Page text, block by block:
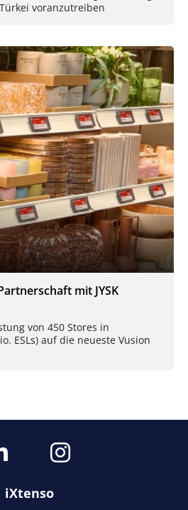
voranzutreiben
mit JYSK
von 450 Stores in
ESLs) auf die neueste Vusion
iXtenso